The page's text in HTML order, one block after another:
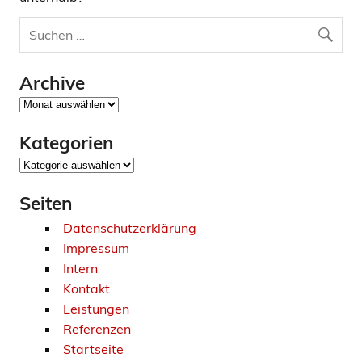
Archive
Archive
Kategorien
Kategorien
Seiten
Datenschutzerklärung
Impressum
Intern
Kontakt
Leistungen
Referenzen
Startseite